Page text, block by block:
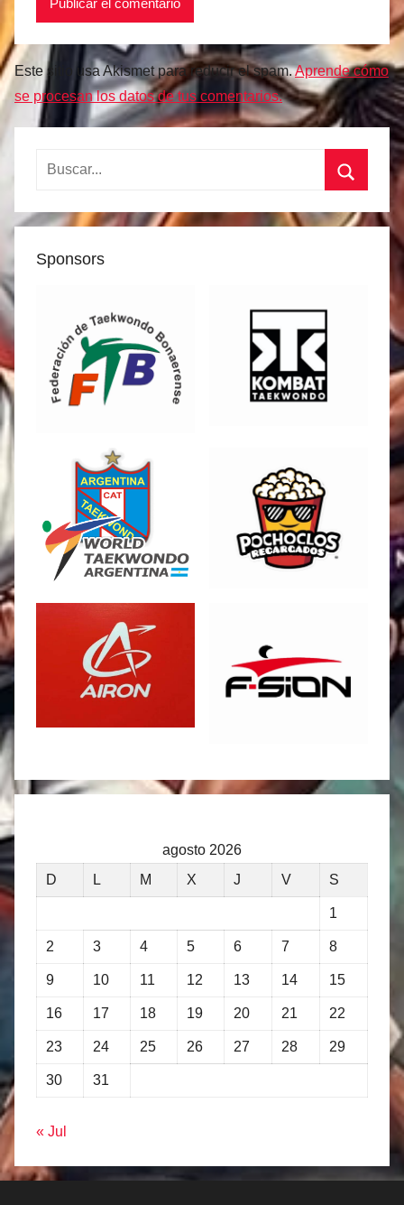
Este sitio usa Akismet para reducir el spam.Aprende cómo
se procesan los datos de tus comentarios.
Buscar:
Sponsors
agosto 2026
D
L M X J V S
1
2 3 4 5 6 7 8
9 10 11 12 13 14 15
16 17 18 19 20 21 22
23 24 25 26 27 28 29
30 31
« Jul